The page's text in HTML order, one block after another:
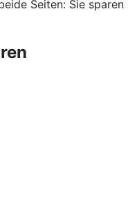
Seiten: Sie